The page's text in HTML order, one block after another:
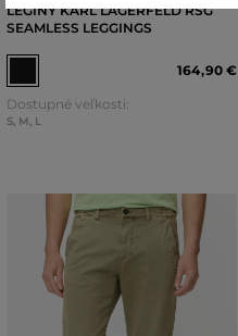
LEGÍNY KARL LAGERFELD RSG
SEAMLESS LEGGINGS
164,90 €
Dostupné veľkosti:
S, M, L